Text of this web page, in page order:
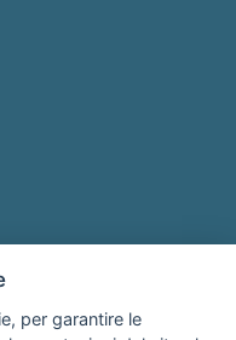
per garantire le